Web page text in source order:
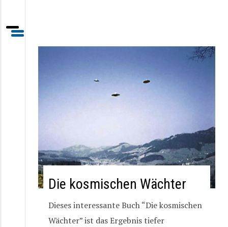
Die kosmischen Wächter
Dieses interessante Buch “Die kosmischen
Wächter” ist das Ergebnis tiefer